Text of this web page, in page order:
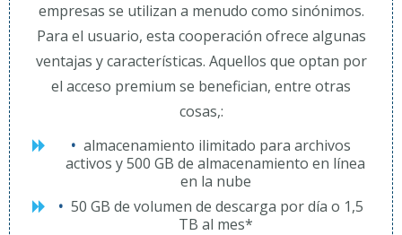
empresas se utilizan a menudo como sinónimos.
Para el usuario, esta cooperación ofrece algunas
ventajas y características. Aquellos que optan por
el acceso premium se benefician, entre otras
cosas,:
almacenamiento ilimitado para archivos
activos y 500 GB de almacenamiento en línea
en la nube
50 GB de volumen de descarga por día o 1,5
TB al mes*